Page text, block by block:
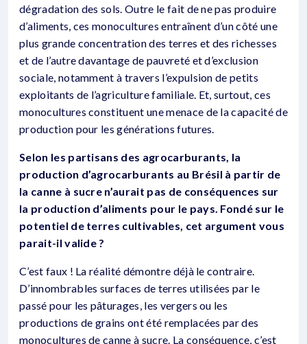
dégradation des sols. Outre le fait de ne pas produire
d’aliments, ces monocultures entraînent d’un côté une
plus grande concentration des terres et des richesses
et de l’autre davantage de pauvreté et d’exclusion
sociale, notamment à travers l’expulsion de petits
exploitants de l’agriculture familiale. Et, surtout, ces
monocultures constituent une menace de la capacité de
production pour les générations futures.
Selon les partisans des agrocarburants, la
production d’agrocarburants au Brésil à partir de
la canne à sucre n’aurait pas de conséquences sur
la production d’aliments pour le pays. Fondé sur le
potentiel de terres cultivables, cet argument vous
parait-il valide ?
C’est faux ! La réalité démontre déjà le contraire.
D’innombrables surfaces de terres utilisées par le
passé pour les pâturages, les vergers ou les
productions de grains ont été remplacées par des
monocultures de canne à sucre. La conséquence, c’est